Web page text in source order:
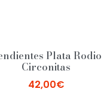
Plata Rodio
Circonitas
42,00€